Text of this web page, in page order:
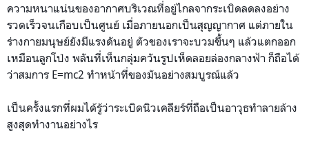
ความหนาแน่นของอากาศบริเวณที่อยู่ไกลจากระเบิดลดลงอย่าง
รวดเร็วจนเกือบเป็นศูนย์ เมื่อภายนอกเป็นสุญญากาศ แต่ภายใน
ร่างกายมนุษย์ยังมีแรงดันอยู่ ตัวของเราจะบวมขึ้นๆ แล้วแตกออก
เหมือนลูกโป่ง พลันที่เห็นกลุ่มควันรูปเห็ดลอยล่องกลางฟ้า ก็ถือได้
ว่าสมการ E=mc2 ทำหน้าที่ของมันอย่างสมบูรณ์แล้ว
เป็นครั้งแรกที่ผมได้รู้ว่าระเบิดนิวเคลียร์ที่ถือเป็นอาวุธทำลายล้าง
สูงสุดทำงานอย่างไร